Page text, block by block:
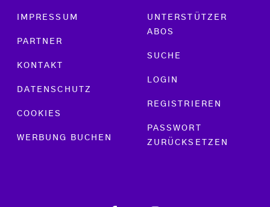
Footer menu
IMPRESSUM
PARTNER
KONTAKT
DATENSCHUTZ
COOKIES
WERBUNG BUCHEN
UNTERSTÜTZER
ABOS
SUCHE
LOGIN
REGISTRIEREN
PASSWORT
ZURÜCKSETZEN